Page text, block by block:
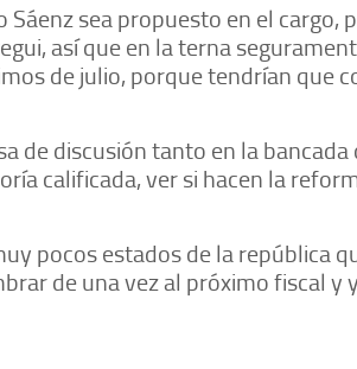
Sáenz sea propuesto en el cargo,
así que en la terna
de julio, porque tendrían que
de discusión tanto en la
calificada, ver si hacen la
pocos estados de la república
de una vez al próximo fiscal y